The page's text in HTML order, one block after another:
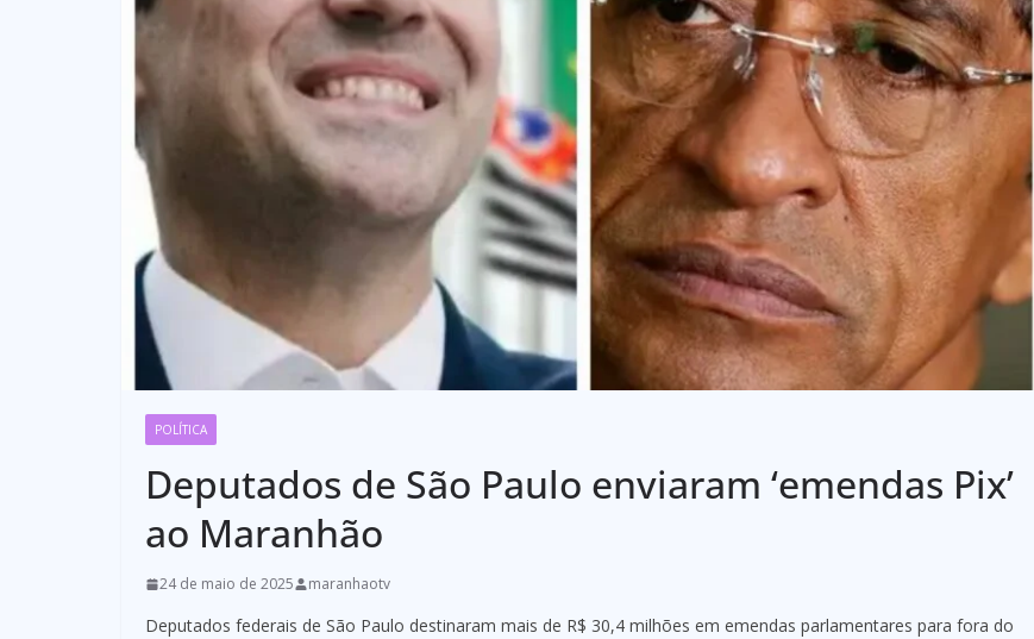
POLÍTICA
Deputados de São Paulo enviaram ‘emendas Pix’
ao Maranhão
24 de maio de 2025 maranhaotv
Deputados federais de São Paulo destinaram mais de R$ 30,4 milhões em emendas parlamentares para fora do